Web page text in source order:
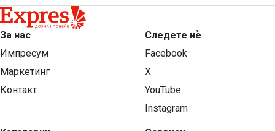
За нас
Импресум
Маркетинг
Контакт
Следете нѐ
Facebook
X
YouTube
Instagram